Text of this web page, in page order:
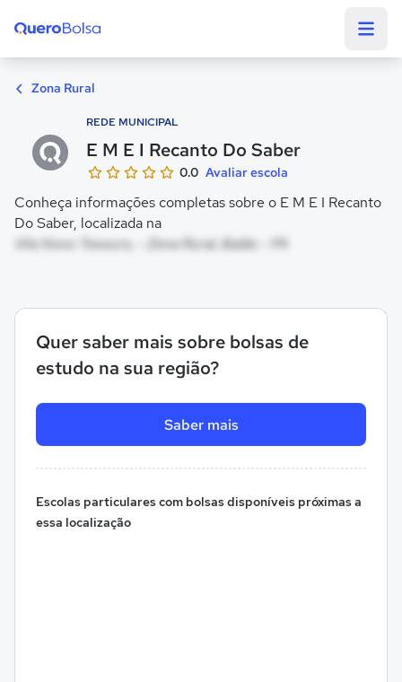
Zona Rural
REDE MUNICIPAL
E M E I Recanto Do Saber
0.0 Avaliar escola
Conheça informações completas sobre o E M E I Recanto
Do Saber, localizada na
Vila Novo Tesouro, - Zona Rural, Baião - PA
Quer saber mais sobre bolsas de
estudo na sua região?
Saber mais
Escolas particulares com bolsas disponíveis próximas a
essa localização